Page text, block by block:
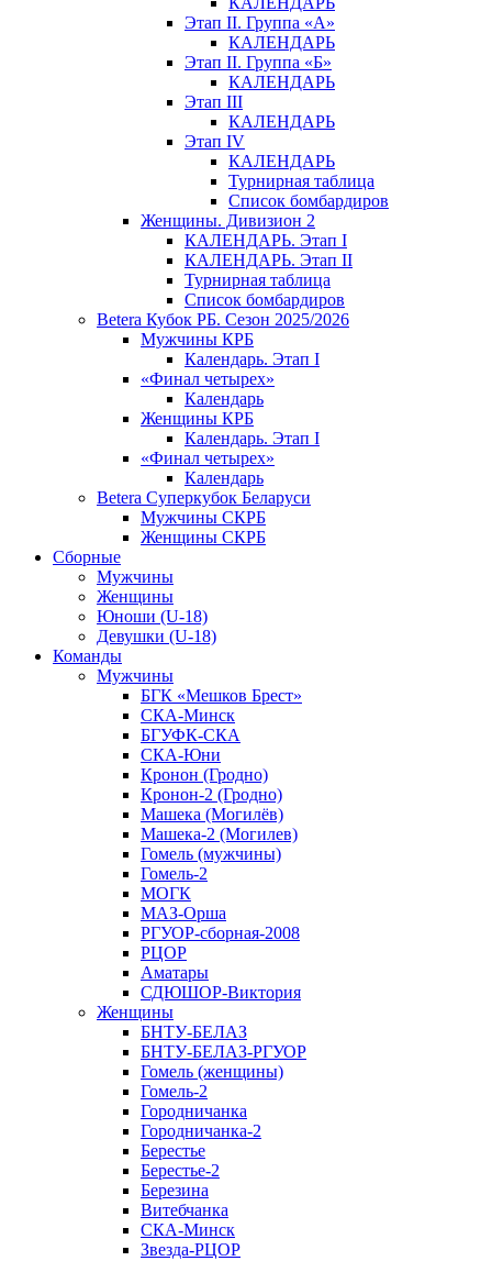
Этап II. Группа «А»
КАЛЕНДАРЬ
Этап II. Группа «Б»
КАЛЕНДАРЬ
Этап III
КАЛЕНДАРЬ
Этап IV
КАЛЕНДАРЬ
Турнирная таблица
Список бомбардиров
Женщины. Дивизион 2
КАЛЕНДАРЬ. Этап I
КАЛЕНДАРЬ. Этап II
Турнирная таблица
Список бомбардиров
Betera Кубок РБ. Сезон 2025/2026
Мужчины КРБ
Календарь. Этап I
«Финал четырех»
Календарь
Женщины КРБ
Календарь. Этап I
«Финал четырех»
Календарь
Betera Суперкубок Беларуси
Мужчины СКРБ
Женщины СКРБ
Сборные
Мужчины
Женщины
Юноши (U-18)
Девушки (U-18)
Команды
Мужчины
БГК «Мешков Брест»
СКА-Минск
БГУФК-СКА
СКА-Юни
Кронон (Гродно)
Кронон-2 (Гродно)
Машека (Могилёв)
Машека-2 (Могилев)
Гомель (мужчины)
Гомель-2
МОГК
МАЗ-Орша
РГУОР-сборная-2008
РЦОР
Аматары
СДЮШОР-Виктория
Женщины
БНТУ-БЕЛАЗ
БНТУ-БЕЛАЗ-РГУОР
Гомель (женщины)
Гомель-2
Городничанка
Городничанка-2
Берестье
Берестье-2
Березина
Витебчанка
СКА-Минск
Звезда-РЦОР